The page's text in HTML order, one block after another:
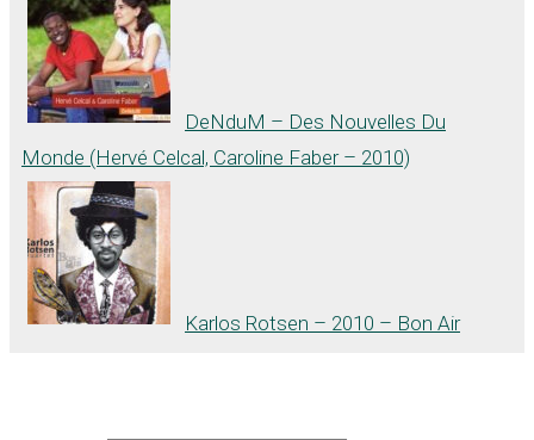
DeNduM – Des Nouvelles Du
Monde (Hervé Celcal, Caroline Faber – 2010)
Karlos Rotsen – 2010 – Bon Air